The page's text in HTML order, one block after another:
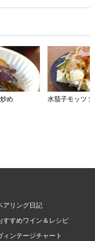
め 水茄子モッツァ
アリング日記
すすめワイン＆レシピ
ィンテージチャート